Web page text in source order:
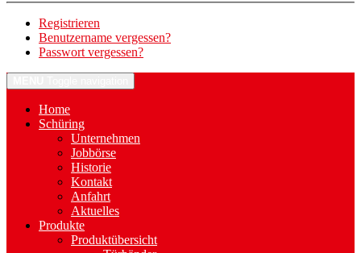
Registrieren
Benutzername vergessen?
Passwort vergessen?
Home
Schüring
Unternehmen
Jobbörse
Historie
Kontakt
Anfahrt
Aktuelles
Produkte
Produktübersicht